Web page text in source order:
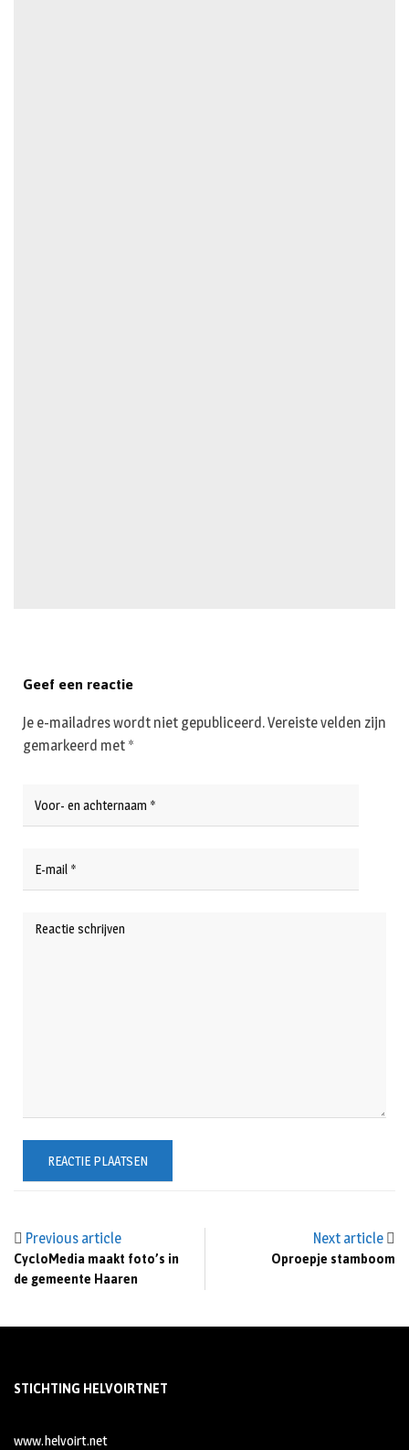
Previous article
CycloMedia maakt foto’s in
de gemeente Haaren
Next article
Oproepje stamboom
Geef een reactie
Je e-mailadres wordt niet gepubliceerd.Vereiste velden zijn
gemarkeerd met *
STICHTING HELVOIRTNET
www.helvoirt.net